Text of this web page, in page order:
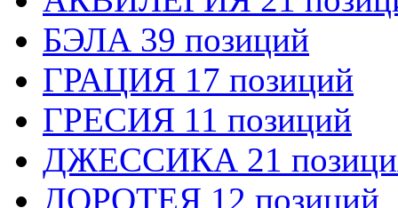
БЭЛА 39 позиций
ГРАЦИЯ 17 позиций
ГРЕСИЯ 11 позиций
ДЖЕССИКА 21
ДОРОТЕЯ 12 позиций